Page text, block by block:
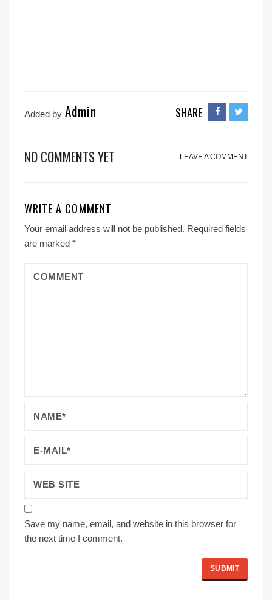
Added by Admin SHARE
NO COMMENTS YET LEAVE A COMMENT
WRITE A COMMENT
Your email address will not be published. Required fields
are marked *
Save my name, email, and website in this browser for
the next time I comment.